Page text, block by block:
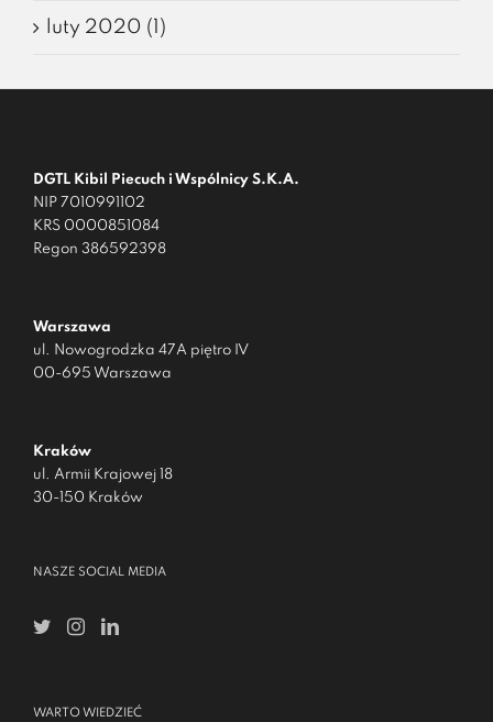
luty 2020 (1)
DGTL Kibil Piecuch i Wspólnicy S.K.A.
NIP 7010991102
KRS 0000851084
Regon 386592398
Warszawa
ul. Nowogrodzka 47A piętro IV
00-695 Warszawa
Kraków
ul. Armii Krajowej 18
30-150 Kraków
NASZE SOCIAL MEDIA
WARTO WIEDZIEĆ